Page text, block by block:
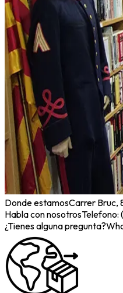
Donde estamosCarrer Bruc,
Habla con nosotrosTelefono:
¿Tienes alguna pregunta?